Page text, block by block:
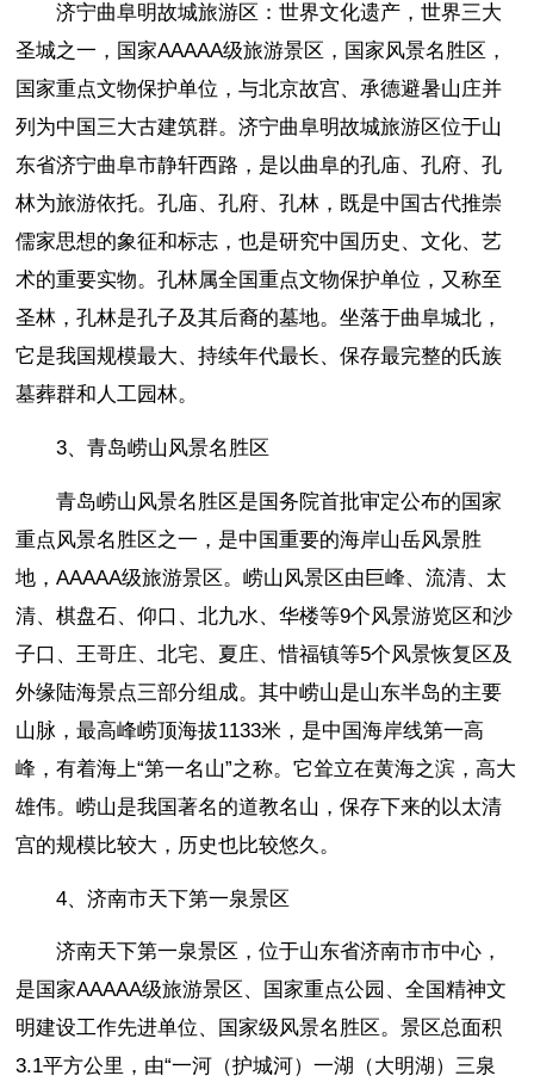
济宁曲阜明故城旅游区：世界文化遗产，世界三大
圣城之一，国家AAAAA级旅游景区，国家风景名胜区，
国家重点文物保护单位，与北京故宫、承德避暑山庄并
列为中国三大古建筑群。济宁曲阜明故城旅游区位于山
东省济宁曲阜市静轩西路，是以曲阜的孔庙、孔府、孔
林为旅游依托。孔庙、孔府、孔林，既是中国古代推崇
儒家思想的象征和标志，也是研究中国历史、文化、艺
术的重要实物。孔林属全国重点文物保护单位，又称至
圣林，孔林是孔子及其后裔的墓地。坐落于曲阜城北，
它是我国规模最大、持续年代最长、保存最完整的氏族
墓葬群和人工园林。
3、青岛崂山风景名胜区
青岛崂山风景名胜区是国务院首批审定公布的国家
重点风景名胜区之一，是中国重要的海岸山岳风景胜
地，AAAAA级旅游景区。崂山风景区由巨峰、流清、太
清、棋盘石、仰口、北九水、华楼等9个风景游览区和沙
子口、王哥庄、北宅、夏庄、惜福镇等5个风景恢复区及
外缘陆海景点三部分组成。其中崂山是山东半岛的主要
山脉，最高峰崂顶海拔1133米，是中国海岸线第一高
峰，有着海上“第一名山”之称。它耸立在黄海之滨，高大
雄伟。崂山是我国著名的道教名山，保存下来的以太清
宫的规模比较大，历史也比较悠久。
4、济南市天下第一泉景区
济南天下第一泉景区，位于山东省济南市市中心，
是国家AAAAA级旅游景区、国家重点公园、全国精神文
明建设工作先进单位、国家级风景名胜区。景区总面积
3.1平方公里，由“一河（护城河）一湖（大明湖）三泉